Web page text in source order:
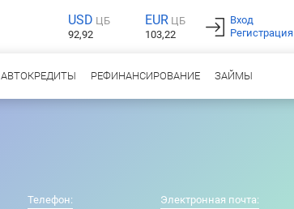
USD ЦБ
92,92
EUR ЦБ
103,22
Вход
Регистрация
АВТОКРЕДИТЫ РЕФИНАНСИРОВАНИЕ ЗАЙМЫ
Телефон: Электронная почта: